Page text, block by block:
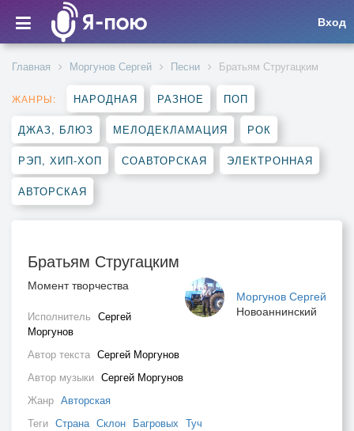
Вход
Главная Моргунов Сергей Песни Братьям Стругацким
ЖАНРЫ: НАРОДНАЯ РАЗНОЕ ПОП
ДЖАЗ, БЛЮЗ МЕЛОДЕКЛАМАЦИЯ РОК
РЭП, ХИП-ХОП СОАВТОРСКАЯ ЭЛЕКТРОННАЯ
АВТОРСКАЯ
Братьям Стругацким
Моргунов Сергей
Новоаннинский
Момент творчества
Исполнитель Сергей
Моргунов
Автор текста Сергей Моргунов
Автор музыки Сергей Моргунов
Жанр Авторская
Теги Страна Склон Багровых Туч